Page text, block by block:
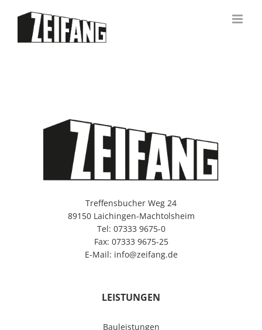
Inhalt
springen
Treffensbucher Weg 24
89150 Laichingen-Machtolsheim
Tel: 07333 9675-0
Fax: 07333 9675-25
E-Mail: info@zeifang.de
LEISTUNGEN
Bauleistungen